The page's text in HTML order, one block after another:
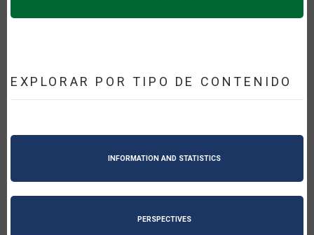
EXPLORAR POR TIPO DE CONTENIDO
INFORMATION AND STATISTICS
PERSPECTIVES